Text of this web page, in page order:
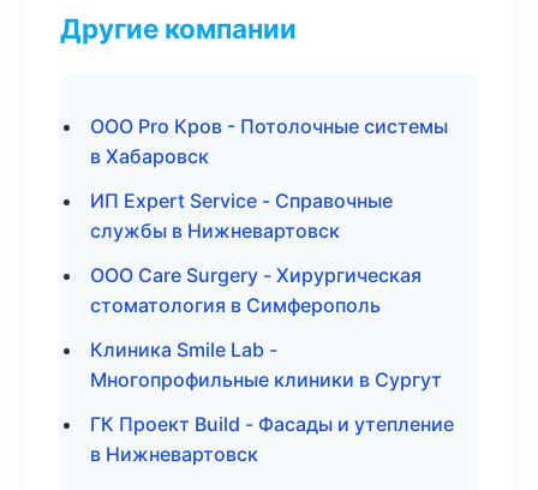
Другие компании
ООО Pro Кров - Потолочные системы
в Хабаровск
ИП Expert Service - Справочные
службы в Нижневартовск
ООО Care Surgery - Хирургическая
стоматология в Симферополь
Клиника Smile Lab -
Многопрофильные клиники в Сургут
ГК Проект Build - Фасады и утепление
в Нижневартовск